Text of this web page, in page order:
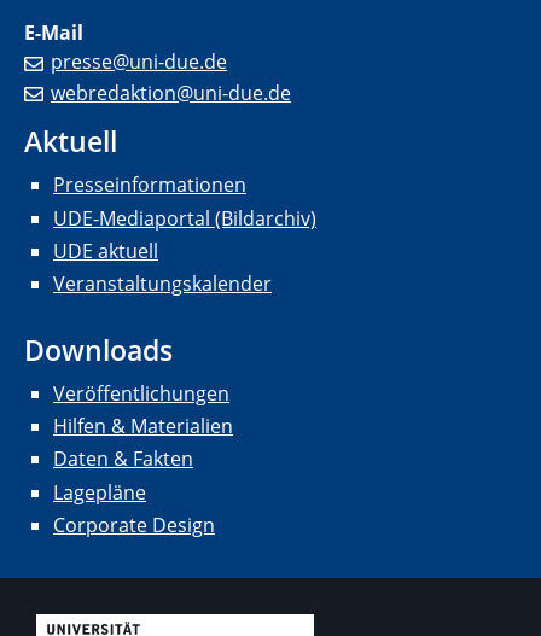
E-Mail
presse@uni-due.de
webredaktion@uni-due.de
Aktuell
Presseinformationen
UDE-Mediaportal (Bildarchiv)
UDE aktuell
Veranstaltungskalender
Downloads
Veröffentlichungen
Hilfen & Materialien
Daten & Fakten
Lagepläne
Corporate Design